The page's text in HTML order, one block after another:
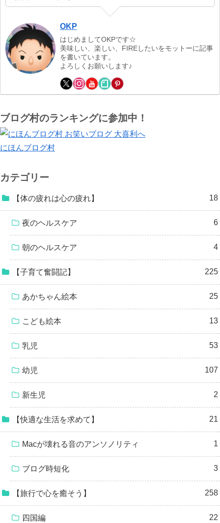
OKP
はじめましてOKPです☆
美味しい、楽しい、FIREしたいをモットーに記事
を書いています。
よろしくお願いします♪
ブログ村のランキングに参加中！
にほんブログ村
カテゴリー
【体の疲れは心の疲れ】 18
夜のヘルスケア 6
朝のヘルスケア 4
【子育て奮闘記】 225
あかちゃん絵本 25
こども絵本 13
乳児 53
幼児 107
新生児 2
【快適な生活を求めて】 21
Macが壊れる音のアンソノリティ 1
ブログ時短化 3
【旅行で心を癒そう】 258
四国編 22